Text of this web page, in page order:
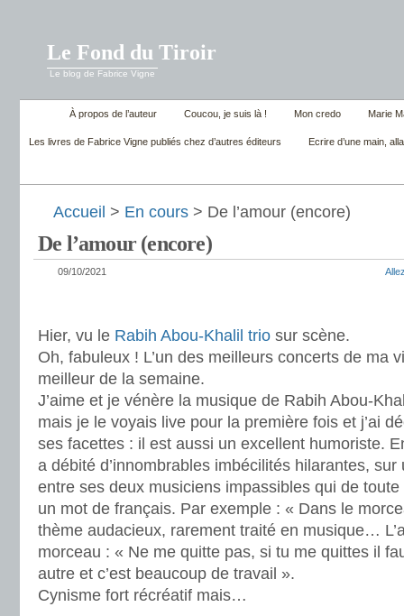
Le Fond du Tiroir
Le blog de Fabrice Vigne
À propos de l’auteur Coucou, je suis là ! Mon credo Marie
Les livres de Fabrice Vigne publiés chez d’autres éditeurs Ecrire d’une main,
Accueil > En cours > De l’amour (encore)
De l’amour (encore)
09/10/2021
Hier, vu le Rabih Abou-Khalil trio sur scène.
Oh, fabuleux ! L’un des meilleurs concerts de ma
meilleur de la semaine.
J’aime et je vénère la musique de Rabih Abou-
mais je le voyais live pour la première fois et j’ai
ses facettes : il est aussi un excellent humoriste.
a débité d’innombrables imbécilités hilarantes,
entre ses deux musiciens impassibles qui de
un mot de français. Par exemple : « Dans le
thème audacieux, rarement traité en musique…
morceau : « Ne me quitte pas, si tu me quittes il
autre et c’est beaucoup de travail ».
Cynisme fort récréatif mais…